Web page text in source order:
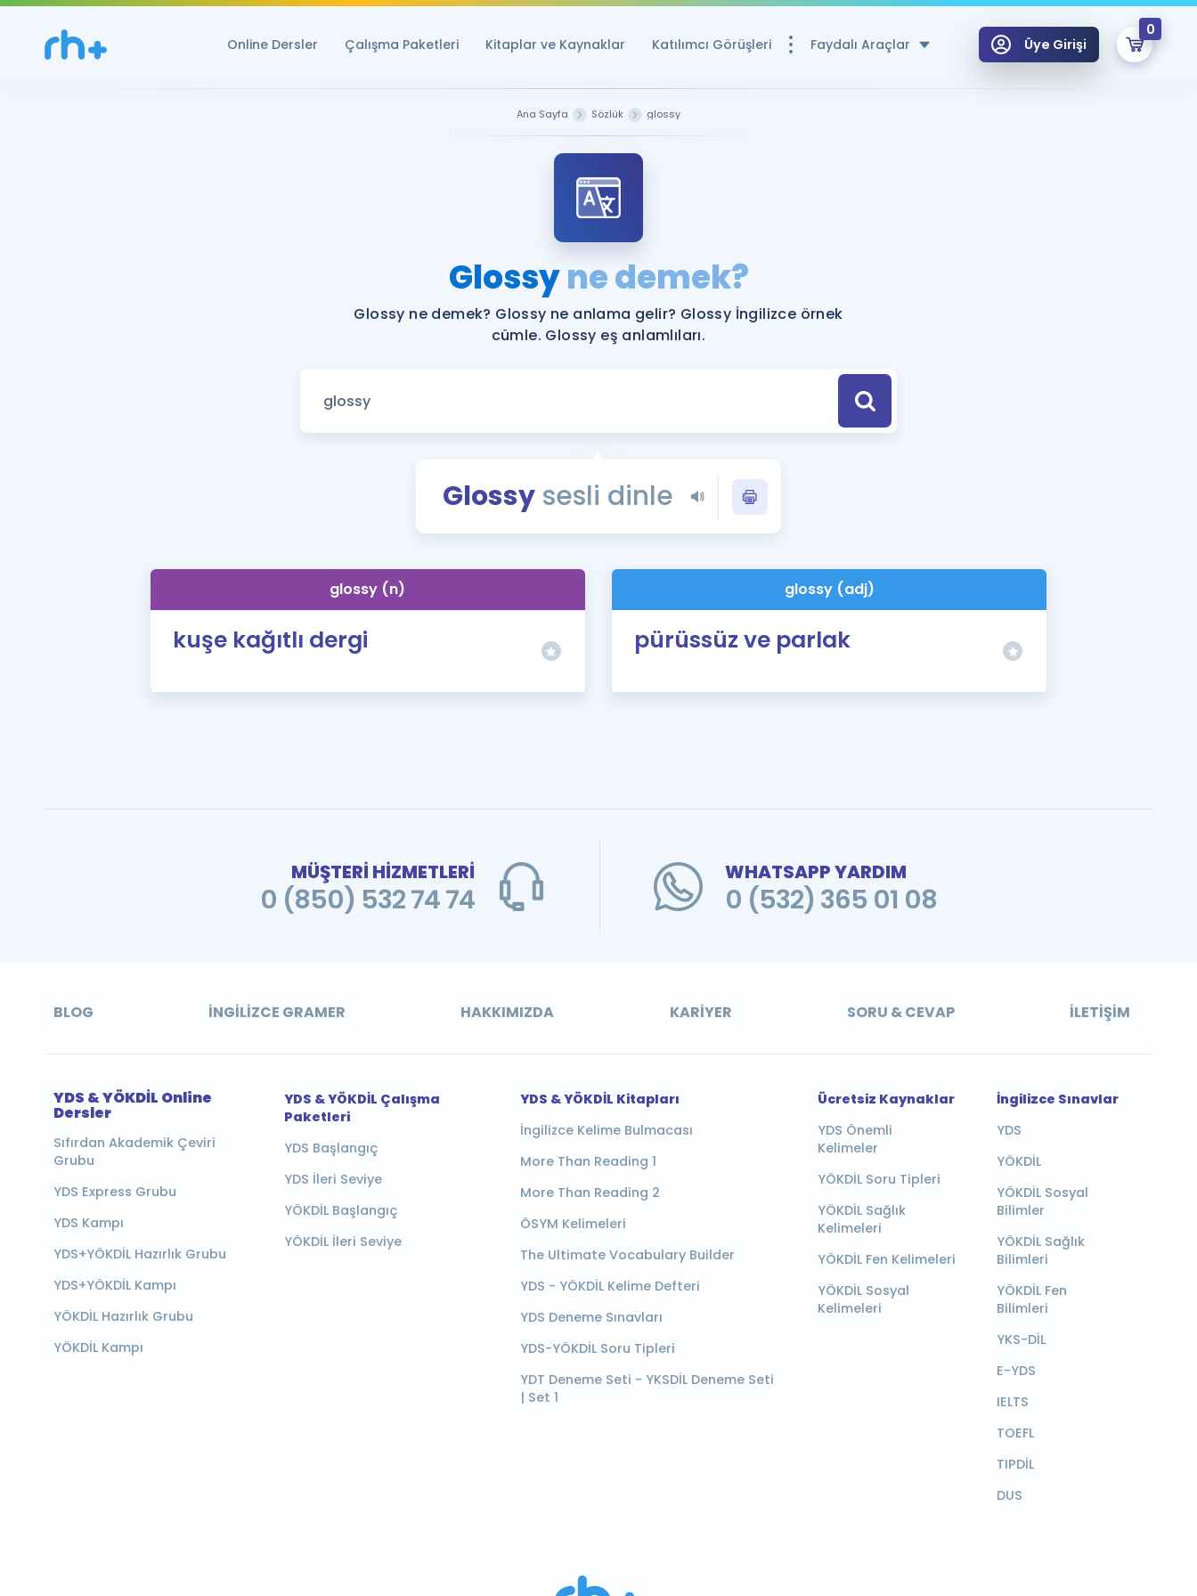
Online Dersler Çalışma Paketleri Kitaplar ve Kaynaklar Katılımcı Görüşleri Faydalı Araçlar
YDS ve YÖKDİL Puan Hesaplama Aracı
Rehberlik Aracı
YDS ve YÖKDİL'e Hazırlananlar için Öneriler
Tüm ÖSYM Sınavları Tek Takvimde
YDS - YÖKDİL Tüm Sınavlarla İlgili Haberler
İngilizce Gramer
Üye Girişi
0
Ana Sayfa Sözlük glossy
Glossyne demek?
Glossy ne demek? Glossy ne anlama gelir? Glossy İngilizce örnek
cümle. Glossy eş anlamlıları.
Glossysesli dinle
glossy (n)
kuşe kağıtlı dergi
glossy (adj)
pürüssüz ve parlak
MÜŞTERİ HİZMETLERİ
0 (850) 532 74 74
WHATSAPP YARDIM
0 (532) 365 01 08
BLOG İNGILIZCE GRAMER HAKKIMIZDA KARIYER SORU & CEVAP İLETIŞIM
YDS & YÖKDİL Online
Dersler
Sıfırdan Akademik Çeviri
Grubu
YDS Express Grubu
YDS Kampı
YDS+YÖKDİL Hazırlık Grubu
YDS+YÖKDİL Kampı
YÖKDİL Hazırlık Grubu
YÖKDİL Kampı
YDS & YÖKDİL Çalışma
Paketleri
YDS Başlangıç
YDS İleri Seviye
YÖKDİL Başlangıç
YÖKDİL İleri Seviye
YDS & YÖKDİL Kitapları
İngilizce Kelime Bulmacası
More Than Reading 1
More Than Reading 2
ÖSYM Kelimeleri
The Ultimate Vocabulary Builder
YDS - YÖKDİL Kelime Defteri
YDS Deneme Sınavları
YDS-YÖKDİL Soru Tipleri
YDT Deneme Seti - YKSDİL Deneme Seti
| Set 1
Ücretsiz Kaynaklar
YDS Önemli
Kelimeler
YÖKDİL Soru Tipleri
YÖKDİL Sağlık
Kelimeleri
YÖKDİL Fen Kelimeleri
YÖKDİL Sosyal
Kelimeleri
İngilizce Sınavlar
YDS
YÖKDİL
YÖKDİL Sosyal
Bilimler
YÖKDİL Sağlık
Bilimleri
YÖKDİL Fen
Bilimleri
YKS-DİL
E-YDS
IELTS
TOEFL
TIPDİL
DUS